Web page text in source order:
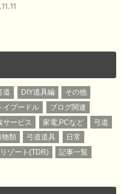
道 DIY道具編
その他
イプードル
ブログ関連
サービス 家電,PCなど
弓道
物類 弓道道具
日常
ゾート(TDR) 記事一覧